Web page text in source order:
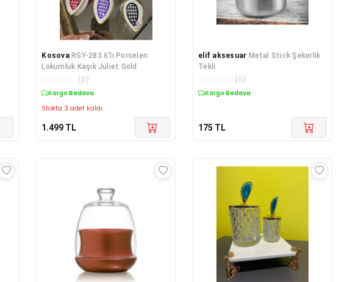
Kosova RSY-283 6'lı Porselen
Lokumluk Kaşık Juliet Gold
(0)
Kargo Bedava
Stokta 3 adet kaldı.
1.499 TL
elif aksesuar Metal Stick Şekerlik
Tekli
(0)
Kargo Bedava
175 TL